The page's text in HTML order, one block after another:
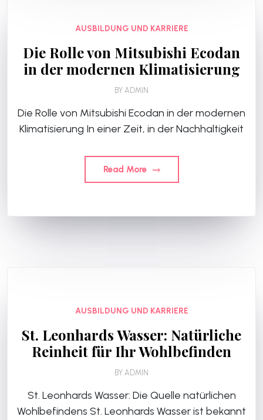
AUSBILDUNG UND KARRIERE
Die Rolle von Mitsubishi Ecodan
in der modernen Klimatisierung
BY ADMIN
Die Rolle von Mitsubishi Ecodan in der modernen
Klimatisierung In einer Zeit, in der Nachhaltigkeit
Read More
AUSBILDUNG UND KARRIERE
St. Leonhards Wasser: Natürliche
Reinheit für Ihr Wohlbefinden
BY ADMIN
St. Leonhards Wasser: Die Quelle natürlichen
Wohlbefindens St. Leonhards Wasser ist bekannt